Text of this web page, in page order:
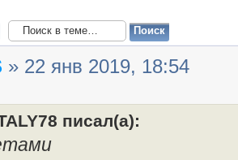
» 22 янв 2019, 18:54
писал(а):